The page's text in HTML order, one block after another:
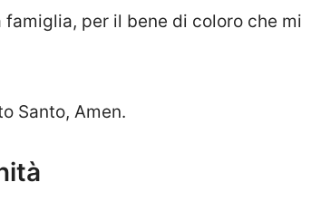
famiglia, per il bene di coloro che mi
Santo, Amen.